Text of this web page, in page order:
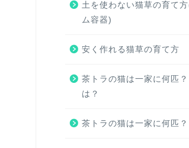
土を使わない猫草の育て
ム容器)
安く作れる猫草の育て方
茶トラの猫は一家に何匹
は？
茶トラの猫は一家に何匹？